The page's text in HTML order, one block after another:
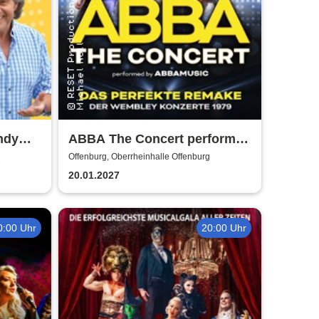
ABBA The Concert performed
by ABBAMUSIC
Offenburg, Oberrheinhalle Offenburg
20.01.2027
Uhr 20:00 Uhr